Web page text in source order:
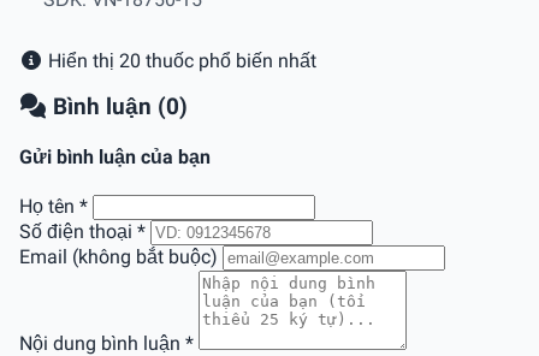
Hiển thị 20 thuốc phổ biến nhất
Bình luận (0)
Gửi bình luận của bạn
Họ tên *
Số điện thoại *
Email (không bắt buộc)
Nội dung bình luận *